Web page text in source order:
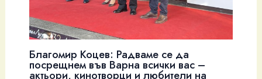
Благомир Коцев: Радваме се да
посрещнем във Варна всички вас –
актьори, кинотворци и любители на